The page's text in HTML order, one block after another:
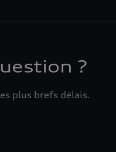
?
plus brefs délais.